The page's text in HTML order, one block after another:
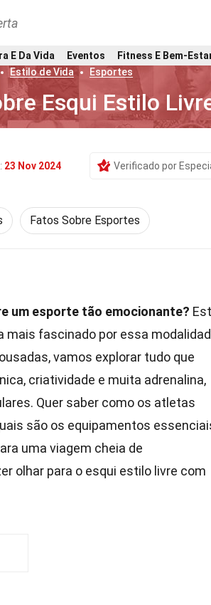
E Da Vida Eventos
Fitness E Bem-
Estilo de Vida Esportes
Esqui Estilo
23 Nov 2024 Verificado por
Fatos Sobre Esportes
um esporte tão emocionante?
mais fascinado por essa
vamos explorar tudo que
criatividade e muita adrenalina,
Quer saber como os atletas
são os equipamentos
uma viagem cheia de
olhar para o esqui estilo livre com